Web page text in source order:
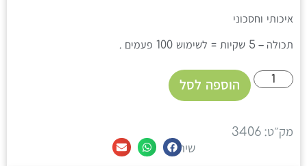
איכותי וחסכוני
תכולה – 5 שקיות = לשימוש 100 פעמים .
הוספה לסל
מק״ט: 3406
שיתוף